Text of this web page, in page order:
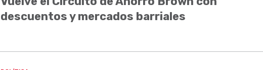
descuentos y mercados barriales